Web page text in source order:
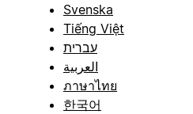
Svenska
Tiếng Việt
עברית
العربية
ภาษาไทย
한국어